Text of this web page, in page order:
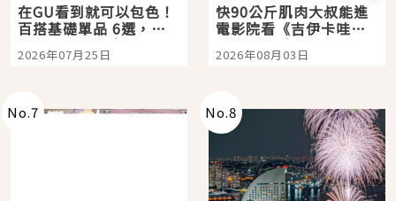
在GU看到就可以包色！
百搭基礎單品 6選，閉
眼全收也不心疼
2026年07月25日
快90公斤肌肉大叔能進
電影院看《吉伊卡哇》
嗎？日本重金屬樂團
「打首」會長與nagano
2026年08月03日
No.7 No.8